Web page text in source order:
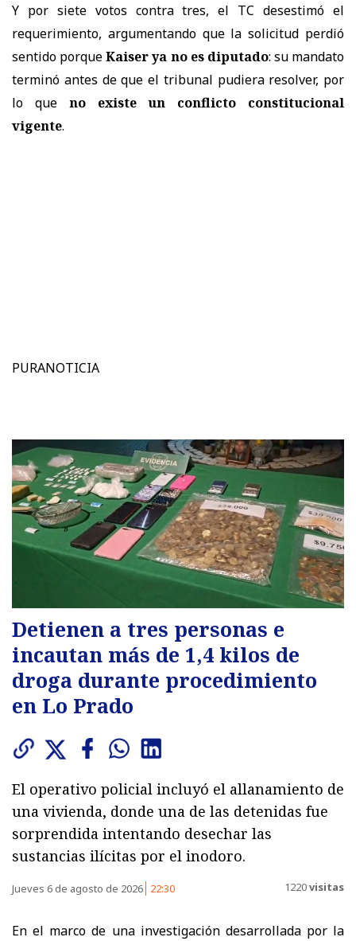
Y por siete votos contra tres, el TC desestimó el
requerimiento, argumentando que la solicitud perdió
sentido porqueKaiser ya no es diputado: su mandato
terminó antes de que el tribunal pudiera resolver, por
lo que no existe un conflicto constitucional
vigente.
PURANOTICIA
Detienen a tres personas e
incautan más de 1,4 kilos de
droga durante procedimiento
en Lo Prado
El operativo policial incluyó el allanamiento de
una vivienda, donde una de las detenidas fue
sorprendida intentando desechar las
sustancias ilícitas por el inodoro.
Jueves 6 de agosto de 2026 22:30 1220visitas
En el marco de una investigación desarrollada por la